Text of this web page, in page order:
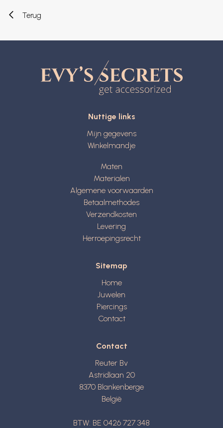
Terug
Nuttige links
Mijn gegevens
Winkelmandje
Maten
Materialen
Algemene voorwaarden
Betaalmethodes
Verzendkosten
Levering
Herroepingsrecht
Sitemap
Home
Juwelen
Piercings
Contact
Contact
Reuter Bv
Astridlaan 20
8370 Blankenberge
België
BTW: BE 0426 727 348